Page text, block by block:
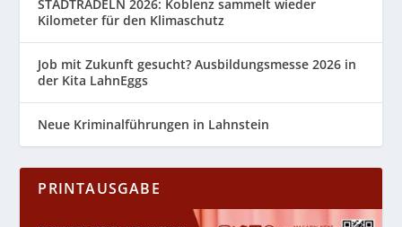
STADTRADELN 2026: Koblenz sammelt wieder
Kilometer für den Klimaschutz
Job mit Zukunft gesucht? Ausbildungsmesse 2026 in
der Kita LahnEggs
Neue Kriminalführungen in Lahnstein
PRINTAUSGABE